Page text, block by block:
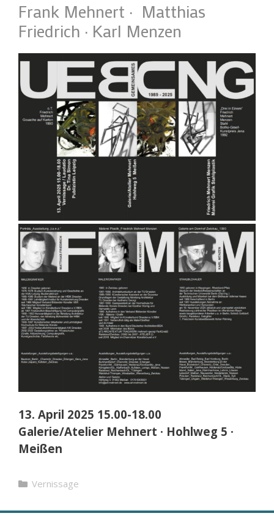
Frank Mehnert · Matthias
Friedrich · Karl Menzen
13. April 2025 15.00-18.00
Galerie/Atelier Mehnert · Hohlweg 5 ·
Meißen
Kategorien
Vernissage